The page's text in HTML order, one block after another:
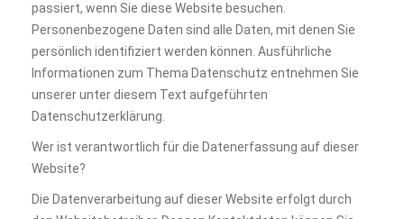
passiert, wenn Sie diese Website besuchen.
Personenbezogene Daten sind alle Daten, mit denen Sie
persönlich identifiziert werden können. Ausführliche
Informationen zum Thema Datenschutz entnehmen Sie
unserer unter diesem Text aufgeführten
Datenschutzerklärung.
Wer ist verantwortlich für die Datenerfassung auf dieser
Website?
Die Datenverarbeitung auf dieser Website erfolgt durch